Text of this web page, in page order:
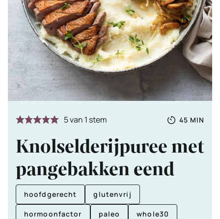
5van 1 stem
Totale
45 MIN
Knolselderijpuree met
pangebakken eend
hoofdgerecht glutenvrij
hormoonfactor paleo whole30